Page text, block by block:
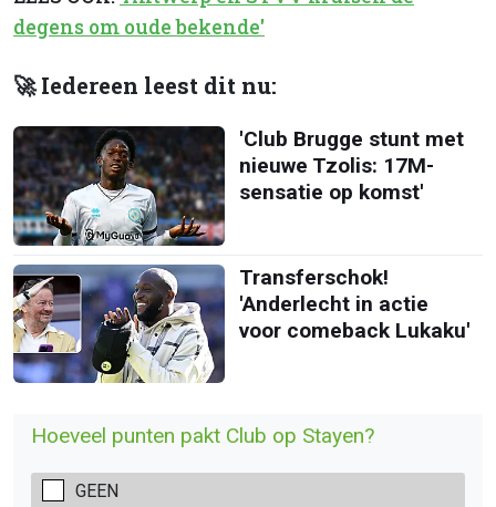
degens om oude bekende'
🚀 Iedereen leest dit nu:
'Club Brugge stunt met
nieuwe Tzolis: 17M-
sensatie op komst'
Transferschok!
'Anderlecht in actie
voor comeback Lukaku'
Hoeveel punten pakt Club op Stayen?
GEEN